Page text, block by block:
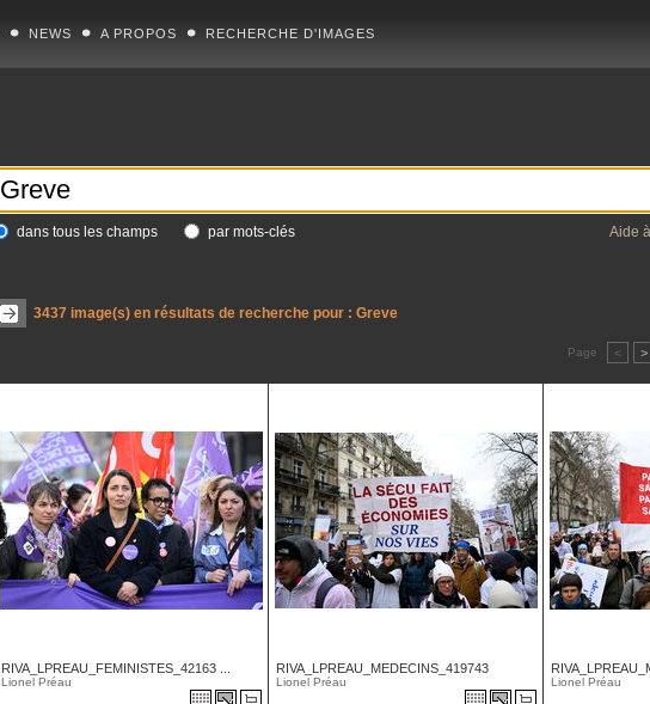
NEWS A PROPOS RECHERCHE D'IMAGES
dans tous les champs par mots-clés Aide
3437 image(s) en résultats de recherche pour : Greve
Page < >
RIVA_LPREAU_FEMINISTES_42163 ...
Lionel Préau
RIVA_LPREAU_MEDECINS_419743
Lionel Préau Lionel Préau